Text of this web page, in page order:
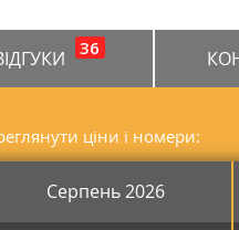
де можна приємно
цілодобово. В готелі є кафе
до центру міста і
39,4 км, аеропорт «Жуляни» в
36
ціни і номери:
Серпень 2026
одномісний Таун